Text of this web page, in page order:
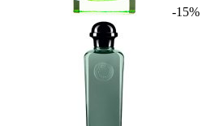
-15%